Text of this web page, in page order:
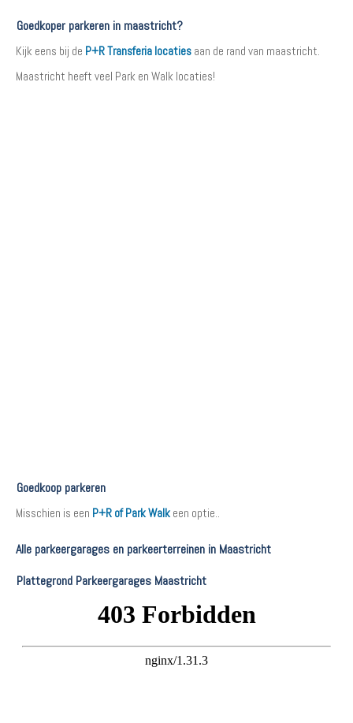
Goedkoper parkeren in maastricht?
Kijk eens bij de P+R Transferia locaties aan de rand van maastricht.
Maastricht heeft veel Park en Walk locaties!
Goedkoop parkeren
Misschien is een P+R of Park Walk een optie..
Alle parkeergarages en parkeerterreinen in Maastricht
Plattegrond Parkeergarages Maastricht